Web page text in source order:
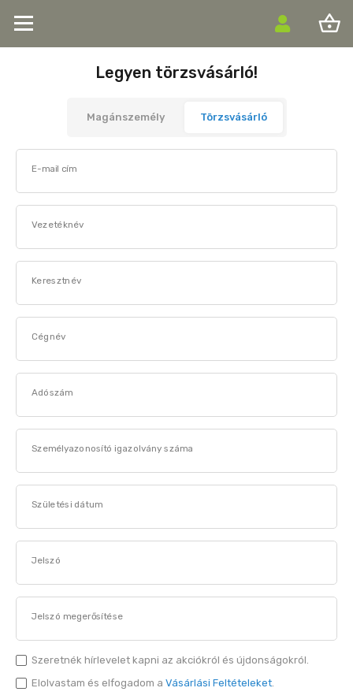
shopping_basket
Legyen törzsvásárló!
Magánszemély Törzsvásárló
E-mail cím
Vezetéknév
Keresztnév
Cégnév
Adószám
Személyazonosító igazolvány száma
Születési dátum
Jelszó
Jelszó megerősítése
Szeretnék hírlevelet kapni az akciókról és újdonságokról.
Elolvastam és elfogadom a Vásárlási Feltételeket.